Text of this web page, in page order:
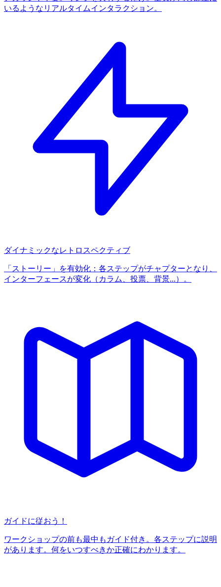
いるようなリアルタイムインタラクション。
ダイナミックなレトロスペクティブ
「ストーリー」を有効化：各ステップがチャプターとなり、
インターフェースが変化（カラム、投票、背景...）。
ガイドに従おう！
ワークショップの前も最中もガイド付き。各ステップに説明
があります。何をいつすべきか正確にわかります。